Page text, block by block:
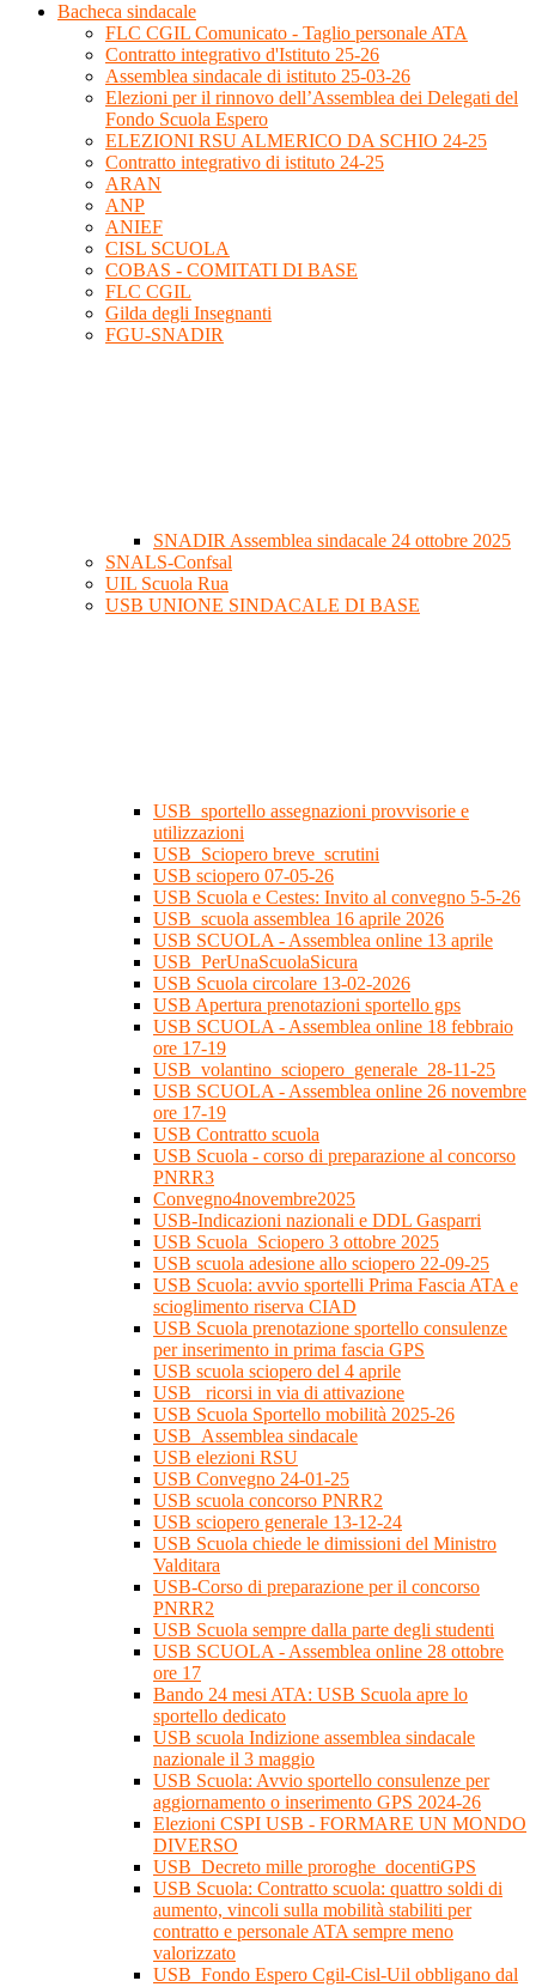
Bacheca sindacale
FLC CGIL Comunicato - Taglio personale ATA
Contratto integrativo d'Istituto 25-26
Assemblea sindacale di istituto 25-03-26
Elezioni per il rinnovo dell’Assemblea dei Delegati del
Fondo Scuola Espero
ELEZIONI RSU ALMERICO DA SCHIO 24-25
Contratto integrativo di istituto 24-25
ARAN
ANP
ANIEF
CISL SCUOLA
COBAS - COMITATI DI BASE
FLC CGIL
Gilda degli Insegnanti
FGU-SNADIR
SNADIR Assemblea sindacale 24 ottobre 2025
SNALS-Confsal
UIL Scuola Rua
USB UNIONE SINDACALE DI BASE
USB_sportello assegnazioni provvisorie e
utilizzazioni
USB_Sciopero breve_scrutini
USB sciopero 07-05-26
USB Scuola e Cestes: Invito al convegno 5-5-26
USB_scuola assemblea 16 aprile 2026
USB SCUOLA - Assemblea online 13 aprile
USB_PerUnaScuolaSicura
USB Scuola circolare 13-02-2026
USB Apertura prenotazioni sportello gps
USB SCUOLA - Assemblea online 18 febbraio
ore 17-19
USB_volantino_sciopero_generale_28-11-25
USB SCUOLA - Assemblea online 26 novembre
ore 17-19
USB Contratto scuola
USB Scuola - corso di preparazione al concorso
PNRR3
Convegno4novembre2025
USB-Indicazioni nazionali e DDL Gasparri
USB Scuola_Sciopero 3 ottobre 2025
USB scuola adesione allo sciopero 22-09-25
USB Scuola: avvio sportelli Prima Fascia ATA e
scioglimento riserva CIAD
USB Scuola prenotazione sportello consulenze
per inserimento in prima fascia GPS
USB scuola sciopero del 4 aprile
USB_ ricorsi in via di attivazione
USB Scuola Sportello mobilità 2025-26
USB_Assemblea sindacale
USB elezioni RSU
USB Convegno 24-01-25
USB scuola concorso PNRR2
USB sciopero generale 13-12-24
USB Scuola chiede le dimissioni del Ministro
Valditara
USB-Corso di preparazione per il concorso
PNRR2
USB Scuola sempre dalla parte degli studenti
USB SCUOLA - Assemblea online 28 ottobre
ore 17
Bando 24 mesi ATA: USB Scuola apre lo
sportello dedicato
USB scuola Indizione assemblea sindacale
nazionale il 3 maggio
USB Scuola: Avvio sportello consulenze per
aggiornamento o inserimento GPS 2024-26
Elezioni CSPI USB - FORMARE UN MONDO
DIVERSO
USB_Decreto mille proroghe_docentiGPS
USB Scuola: Contratto scuola: quattro soldi di
aumento, vincoli sulla mobilità stabiliti per
contratto e personale ATA sempre meno
valorizzato
USB_Fondo Espero Cgil-Cisl-Uil obbligano dal